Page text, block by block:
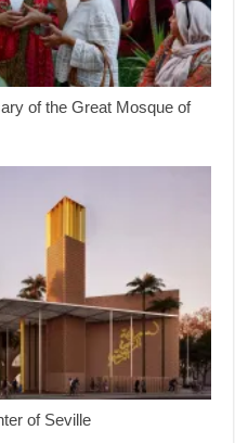
of the Great Mosque of
of Seville